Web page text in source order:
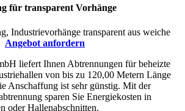
für transparent Vorhänge
Industrievorhänge transparent aus weiche
Angebot anfordern
liefert Ihnen Abtrennungen für beheizte
von bis zu 120,00 Metern Länge
Anschaffung ist sehr günstig. Mit der
sparen Sie Energiekosten in
oder Hallenabschnitten.